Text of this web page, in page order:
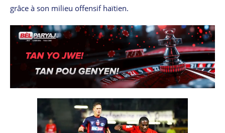
grâce à son milieu offensif haïtien.